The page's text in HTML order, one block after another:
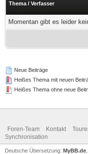
Thema / Verfasser
Momentan gibt es leider
Neue Beiträge
Heißes Thema mit neuen
Heißes Thema ohne neue
Foren-Team Kontakt
Synchronisation
Deutsche Übersetzung: MyBB.de